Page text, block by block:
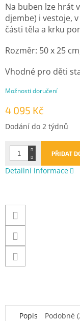
4 095 Kč
Měrná
Dodání do 2 týdnů
Možnosti doručení
PŘIDAT
Na buben lze hrát
djembe) i vestoje,
části těla a krku
Rozměr: 50 x 25
Vhodné pro děti
Detailní informace
Popis Podobné